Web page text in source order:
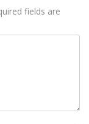
fields are